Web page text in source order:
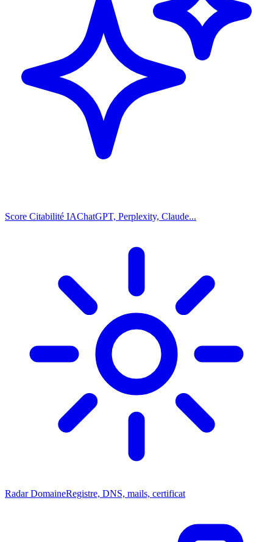
Score Citabilité IAChatGPT, Perplexity, Claude...
Radar DomaineRegistre, DNS, mails, certificat